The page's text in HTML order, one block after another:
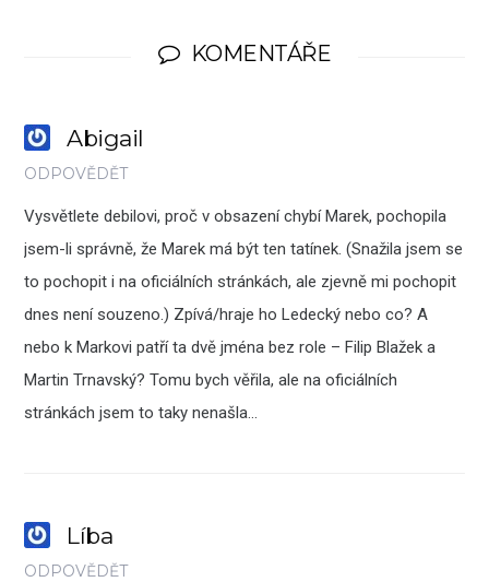
KOMENTÁŘE
Abigail
ODPOVĚDĚT
Vysvětlete debilovi, proč v obsazení chybí Marek, pochopila
jsem-li správně, že Marek má být ten tatínek. (Snažila jsem se
to pochopit i na oficiálních stránkách, ale zjevně mi pochopit
dnes není souzeno.) Zpívá/hraje ho Ledecký nebo co? A
nebo k Markovi patří ta dvě jména bez role – Filip Blažek a
Martin Trnavský? Tomu bych věřila, ale na oficiálních
stránkách jsem to taky nenašla…
Líba
ODPOVĚDĚT